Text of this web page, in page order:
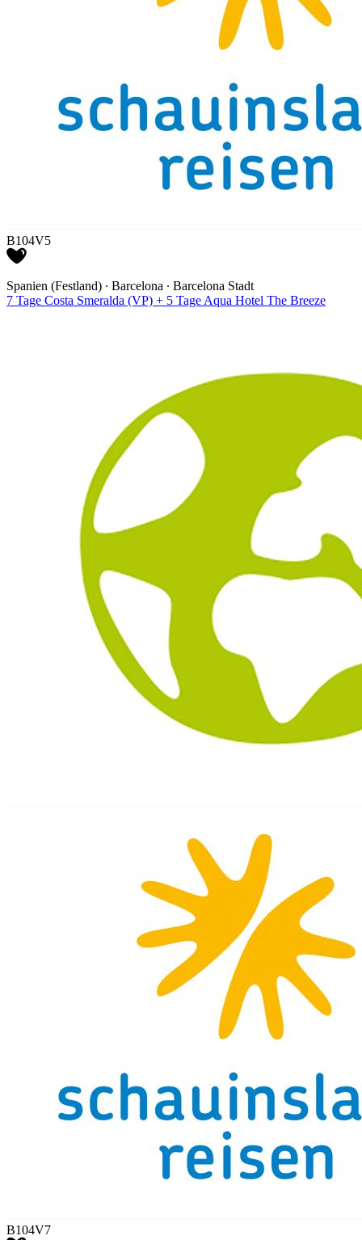
B104V5
Spanien (Festland) ∙ Barcelona ∙ Barcelona Stadt
7 Tage Costa Smeralda (VP) + 5 Tage Aqua Hotel The Breeze
B104V7